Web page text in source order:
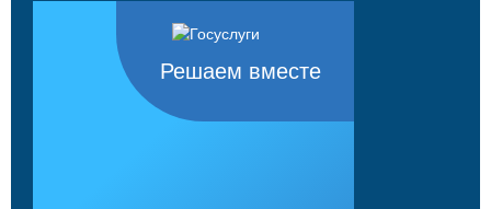
Решаем вместе